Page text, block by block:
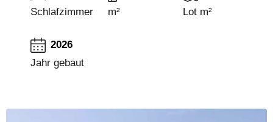
Schlafzimmer
m²
Lot m²
2026
Jahr gebaut